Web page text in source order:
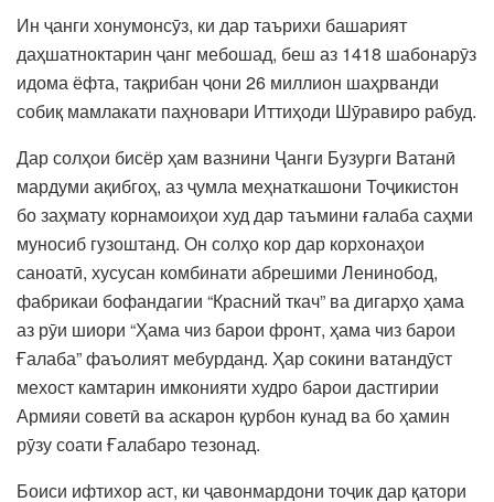
Ин ҷанги хонумонсӯз, ки дар таърихи башарият
даҳшатноктарин ҷанг мебошад, беш аз 1418 шабонарӯз
идома ёфта, тақрибан ҷони 26 миллион шаҳрванди
собиқ мамлакати паҳновари Иттиҳоди Шӯравиро рабуд.
Дар солҳои бисёр ҳам вазнини Ҷанги Бузурги Ватанӣ
мардуми ақибгоҳ, аз ҷумла меҳнаткашони Тоҷикистон
бо заҳмату корнамоиҳои худ дар таъмини ғалаба саҳми
муносиб гузоштанд. Он солҳо кор дар корхонаҳои
саноатӣ, хусусан комбинати абрешими Ленинобод,
фабрикаи бофандагии “Красний ткач” ва дигарҳо ҳама
аз рӯи шиори “Ҳама чиз барои фронт, ҳама чиз барои
Ғалаба” фаъолият мебурданд. Ҳар сокини ватандӯст
мехост камтарин имконияти худро барои дастгирии
Армияи советӣ ва аскарон қурбон кунад ва бо ҳамин
рӯзу соати Ғалабаро тезонад.
Боиси ифтихор аст, ки ҷавонмардони тоҷик дар қатори